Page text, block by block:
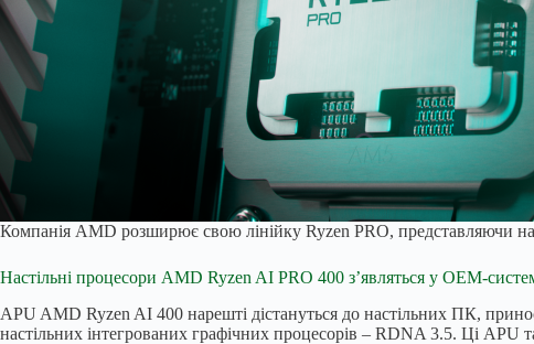
Компанія AMD розширює свою лінійку Ryzen PRO, представляючи
Настільні процесори AMD Ryzen AI PRO 400 з’являться у OEM-
APU AMD Ryzen AI 400 нарешті дістануться до настільних ПК,
настільних інтегрованих графічних процесорів – RDNA 3.5. Ці